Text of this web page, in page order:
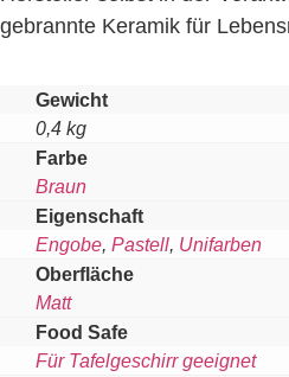
gebrannte Keramik für
Gewicht
0,4 kg
Farbe
Braun
Eigenschaft
Engobe, Pastell, Unifarben
Oberfläche
Matt
Food Safe
Für Tafelgeschirr geeignet